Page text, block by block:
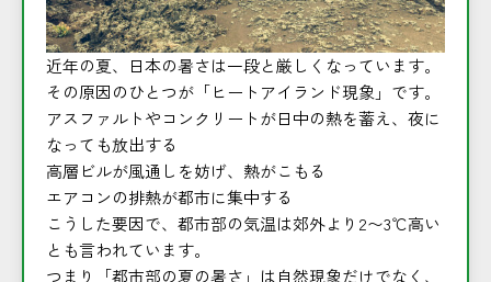
近年の夏、日本の暑さは一段と厳しくなっています。
その原因のひとつが「ヒートアイランド現象」です。
アスファルトやコンクリートが日中の熱を蓄え、夜に
なっても放出する
高層ビルが風通しを妨げ、熱がこもる
エアコンの排熱が都市に集中する
こうした要因で、都市部の気温は郊外より2〜3℃高い
とも言われています。
つまり「都市部の夏の暑さ」は自然現象だけでなく、